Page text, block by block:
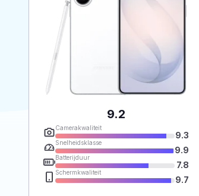
9.2
Camerakwaliteit
9.3
Snelheidsklasse
9.9
Batterijduur
7.8
Schermkwaliteit
9.7